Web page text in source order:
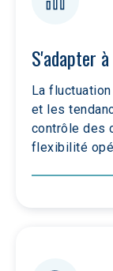
S'adapter
La
et les
contrôle des
flexibilité